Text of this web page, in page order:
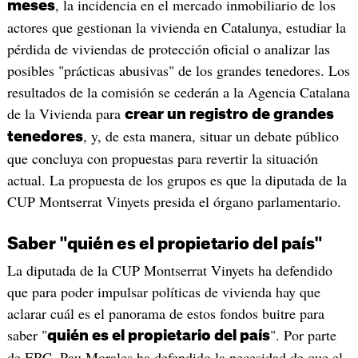
meses, la incidencia en el mercado inmobiliario de los
actores que gestionan la vivienda en Catalunya, estudiar la
pérdida de viviendas de protección oficial o analizar las
posibles "prácticas abusivas" de los grandes tenedores. Los
resultados de la comisión se cederán a la Agencia Catalana
de la Vivienda para crear un registro de grandes
tenedores, y, de esta manera, situar un debate público
que concluya con propuestas para revertir la situación
actual. La propuesta de los grupos es que la diputada de la
CUP Montserrat Vinyets presida el órgano parlamentario.
Saber "quién es el propietario del país"
La diputada de la CUP Montserrat Vinyets ha defendido
que para poder impulsar políticas de vivienda hay que
aclarar cuál es el panorama de estos fondos buitre para
saber "quién es el propietario del país". Por parte